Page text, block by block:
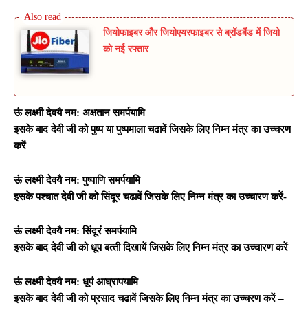
जियोफाइबर और जियोएयरफाइबर से ब्रॉडबैंड में जियो
को नई रफ्तार
ऊं लक्ष्‍मी देवयै नम: अक्षतान समर्पयामि
इसके बाद देवी जी को पुष्‍प या पुष्‍पमाला चढावें जिसके लिए निम्‍न मंत्र का उच्‍चरण
करें
ऊं लक्ष्‍मी देवयै नम: पुष्‍पाणि समर्पयामि
इसके पश्‍चात देवी जी को सिंदूर चढावें जिसके लिए निम्‍न मंत्र का उच्‍चारण करें-
ऊं लक्ष्‍मी देवयै नम: सिंदूरं समर्पयामि
इसके बाद देवी जी को धूप बत्‍ती दिखायें जिसके लिए निम्‍न मंत्र का उच्‍चारण करें
ऊं लक्ष्‍मी देवयै नम: धूपं आघ्रापयामि
इसके बाद देवी जी को प्रसाद चढावें जिसके लिए निम्‍न मंत्र का उच्‍चरण करें –